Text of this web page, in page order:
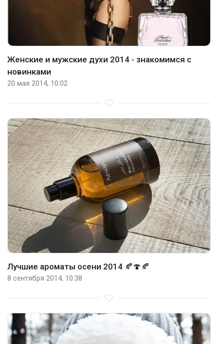
Женские и мужские духи 2014 - знакомимся с
новинками
20 мая 2014, 10:02
Лучшие ароматы осени 2014 🍂🍄🍂
8 сентября 2014, 10:38